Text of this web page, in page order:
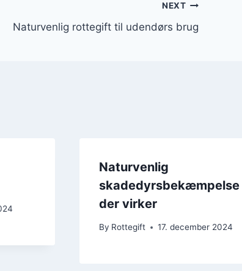
NEXT
Naturvenlig rottegift til udendørs brug
Naturvenlig
skadedyrsbekæmpelse
der virker
By Rottegift 17. december 2024